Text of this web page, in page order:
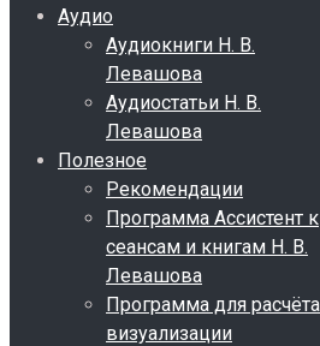
Аудио
Аудиокниги Н. В.
Левашова
Аудиостатьи Н. В.
Левашова
Полезное
Рекомендации
Программа Ассистент к
сеансам и книгам Н. В.
Левашова
Программа для
визуализации